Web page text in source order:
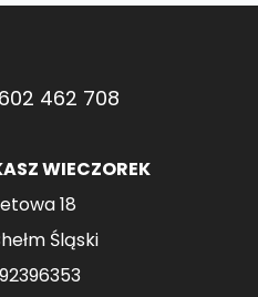
462 708
WIECZOREK
18
Śląski